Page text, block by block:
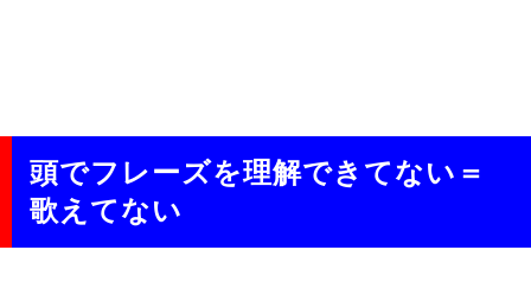
頭でフレーズを理解できてない＝
歌えてない